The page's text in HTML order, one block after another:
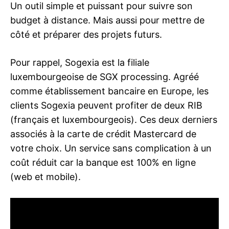
Un outil simple et puissant pour suivre son
budget à distance. Mais aussi pour mettre de
côté et préparer des projets futurs.
Pour rappel, Sogexia est la filiale
luxembourgeoise de SGX processing. Agréé
comme établissement bancaire en Europe, les
clients Sogexia peuvent profiter de deux RIB
(français et luxembourgeois). Ces deux derniers
associés à la carte de crédit Mastercard de
votre choix. Un service sans complication à un
coût réduit car la banque est 100% en ligne
(web et mobile).